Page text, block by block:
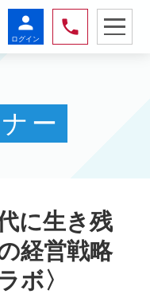
person
ログイン
phone
ー
に生き残
経営戦略
ボ〉